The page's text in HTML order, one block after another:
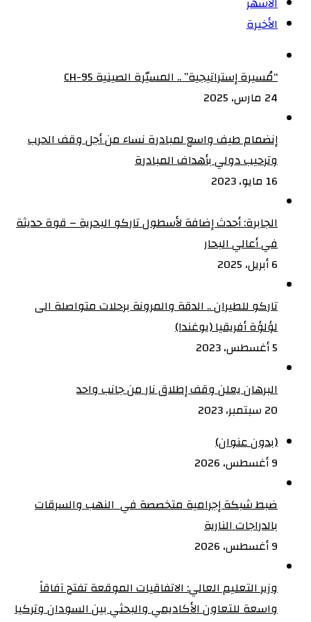
الأخيرة
“مُسيرة إستراتيجية” .. المسيّرة الصينية CH-95
24 مارس، 2025
إنضمام طيف واسع لمبادرة نساء من أجل وقف الحرب
وترحيب دولي بأهداف المبادرة
16 مايو، 2023
الجابرة: أحدث إضافة لأسطول تاركو البحرية – قوة حديثة
في أعالي البحار
6 أبريل، 2025
تاركو للطيران .. الدقة والمرونة برحلات متواصلة الى
لؤلؤة أفريقيا (يوغندا)
5 أغسطس، 2023
البرهان يعلن وقف إطلاق نار من جانب واحد
20 سبتمبر، 2023
(بدون عنوان)
9 أغسطس، 2026
ضبط شبكة إجرامية متخصصة في النهب والسرقات
بالدراجات النارية‏
9 أغسطس، 2026
وزير التعليم العالي: الاتفاقيات الموقعة تفتح آفاقاً
واسعة للتعاون الأكاديمي والبحثي بين السودان وتركيا